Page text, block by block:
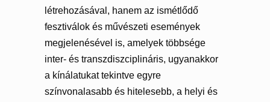
létrehozásával, hanem az ismétlődő
fesztiválok és művészeti események
megjelenésével is, amelyek többsége
inter- és transzdiszciplináris, ugyanakkor
a kínálatukat tekintve egyre
színvonalasabb és hitelesebb, a helyi és